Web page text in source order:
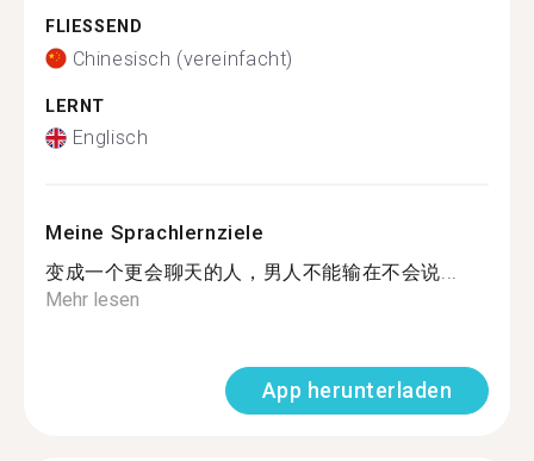
FLIESSEND
Chinesisch (vereinfacht)
LERNT
Englisch
Meine Sprachlernziele
变成一个更会聊天的人，男人不能输在不会说...
Mehr lesen
App herunterladen